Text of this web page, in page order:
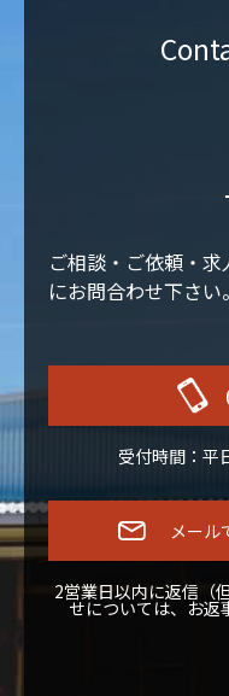
ご相談・ご依頼・
にお問合わせ下さい。
受付時間：平
メール
2営業日以内に返信（
せについては、お返